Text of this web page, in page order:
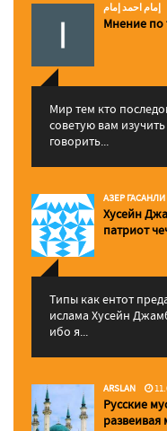
إمام احمد إمام
Мнение по
Мир тем кто
советую вам
говорить...
АЗЕР ГАСАНЛИ
Хусейн
патриот
Типы как ентот
ислама Хусейн
ибо я...
ARSLAN
Русские